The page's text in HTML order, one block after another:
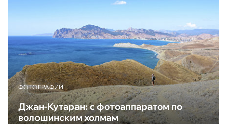
ФОТОГРАФИИ
Джан-Кутаран: с фотоаппаратом по
волошинским холмам